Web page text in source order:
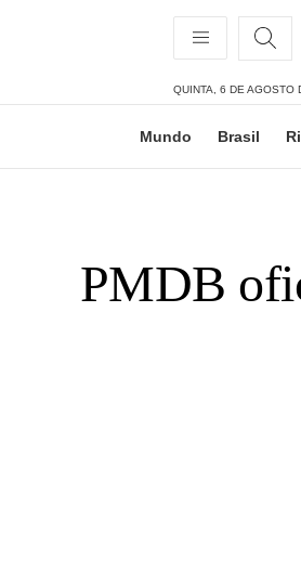
QUINTA, 6 DE AGOSTO
Mundo Brasil
PMDB